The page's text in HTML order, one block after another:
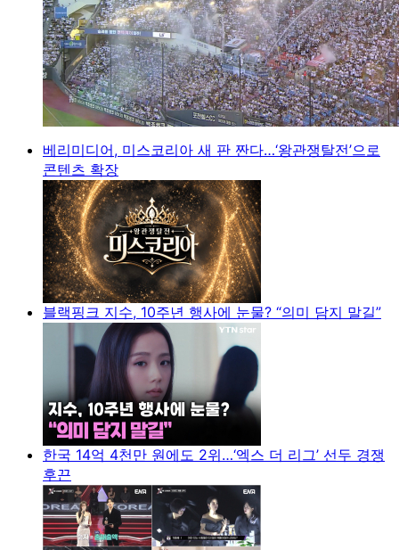
베리미디어, 미스코리아 새 판 짠다…‘왕관쟁탈전’으로
콘텐츠 확장
블랙핑크 지수, 10주년 행사에 눈물? “의미 담지 말길”
한국 14억 4천만 원에도 2위…‘엑스 더 리그’ 선두 경쟁
후끈